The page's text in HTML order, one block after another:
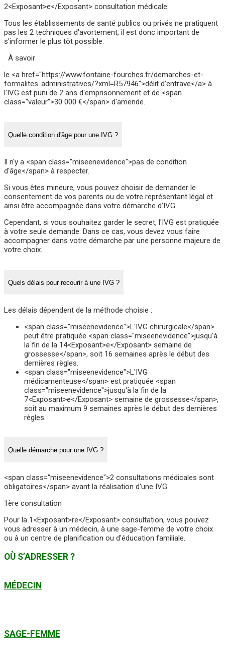
2<Exposant>e</Exposant> consultation médicale.
Tous les établissements de santé publics ou privés ne pratiquent
pas les 2 techniques d'avortement, il est donc important de
s'informer le plus tôt possible.
À savoir
le <a href="https://www.fontaine-fourches.fr/demarches-et-
formalites-administratives/?xml=R57946">délit d'entrave</a> à
l'IVG est puni de 2 ans d'emprisonnement et de <span
class="valeur">30 000 €</span> d'amende.
Quelle condition d'âge pour une IVG ?
Il n'y a <span class="miseenevidence">pas de condition
d'âge</span> à respecter.
Si vous êtes mineure, vous pouvez choisir de demander le
consentement de vos parents ou de votre représentant légal et
ainsi être accompagnée dans votre démarche d'IVG.
Cependant, si vous souhaitez garder le secret, l'IVG est pratiquée
à votre seule demande. Dans ce cas, vous devez vous faire
accompagner dans votre démarche par une personne majeure de
votre choix.
Quels délais pour recourir à une IVG ?
Les délais dépendent de la méthode choisie :
<span class="miseenevidence">L'IVG chirurgicale</span>
peut être pratiquée <span class="miseenevidence">jusqu'à
la fin de la 14<Exposant>e</Exposant> semaine de
grossesse</span>, soit 16 semaines après le début des
dernières règles.
<span class="miseenevidence">L'IVG
médicamenteuse</span> est pratiquée <span
class="miseenevidence">jusqu'à la fin de la
7<Exposant>e</Exposant> semaine de grossesse</span>,
soit au maximum 9 semaines après le début des dernières
règles.
Quelle démarche pour une IVG ?
<span class="miseenevidence">2 consultations médicales sont
obligatoires</span> avant la réalisation d'une IVG.
1ère consultation
Pour la 1<Exposant>re</Exposant> consultation, vous pouvez
vous adresser à un médecin, à une sage-femme de votre choix
ou à un centre de planification ou d'éducation familiale.
OÙ S’ADRESSER ?
MÉDECIN
SAGE-FEMME